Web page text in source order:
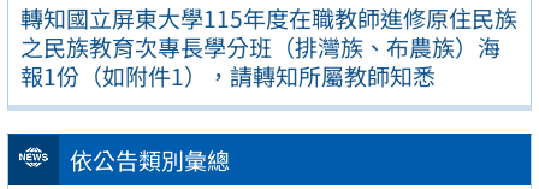
轉知國立屏東大學115年度在職教師進修原住民族
之民族教育次專長學分班（排灣族、布農族）海
報1份（如附件1），請轉知所屬教師知悉
依公告類別彙總